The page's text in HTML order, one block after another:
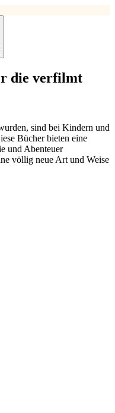
die verfilmt
sind bei Kindern und
Bücher bieten eine
und Abenteuer
völlig neue Art und Weise